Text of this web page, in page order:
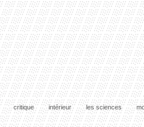
critique intérieur les sciences